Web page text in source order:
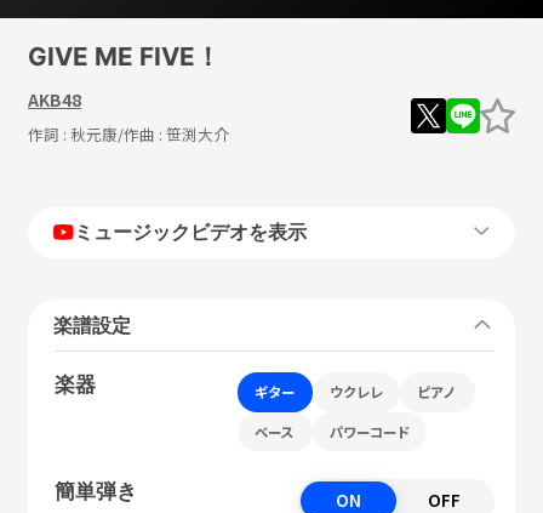
GIVE ME FIVE！
AKB48
作詞 : 秋元康/作曲 : 笹渕大介
ミュージックビデオを表示
楽譜設定
楽器 ギター ウクレレ ピアノ
ベース パワーコード
簡単弾き ON OFF